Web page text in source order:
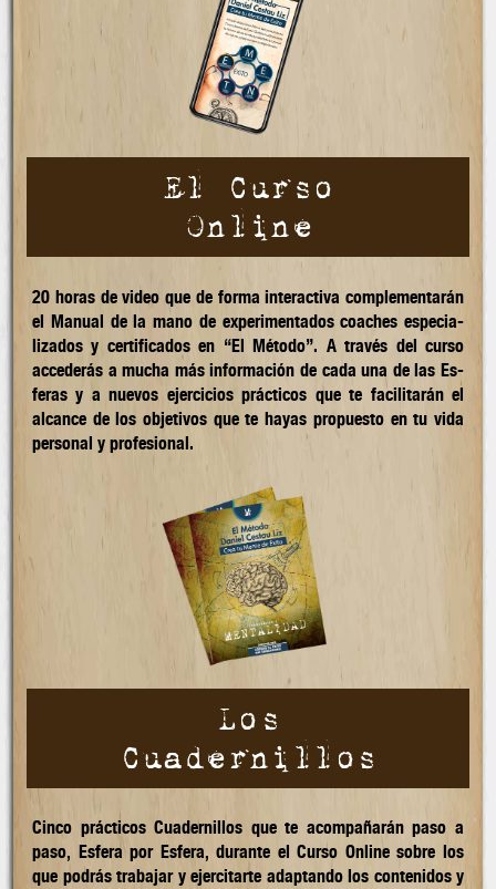
El Curso
Online
20 horas de video que de forma inter­acti­va comple­men­tarán
el Ma­nual de la mano de ex­pe­rimen­ta­dos coaches espe­cia­
liza­dos y certi­fica­dos en “El Método”. A través del cur­so
acce­derás a mucha más infor­ma­ción de cada una de las Es­
feras y a nuevos ejerci­cios prác­ticos que te facili­tarán el
alcance de los obje­tivos que te hayas pro­puesto en tu vida
per­sonal y profe­sional.
Los
Cuadernillos
Cinco prácticos Cuadernillos que te acom­pa­ñarán paso a
paso, Esfera por Esfera, durante el Curso Online sobre los
que po­drás tra­ba­jar y ejer­citar­te adap­tan­do los con­teni­dos y